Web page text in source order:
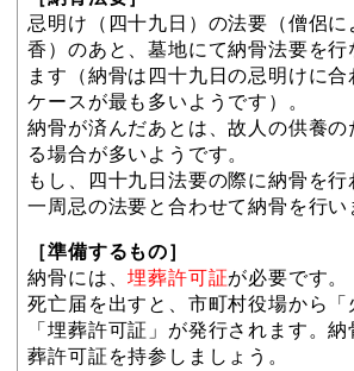
忌明け（四十九日）の法要（僧侶
香）のあと、墓地にて納骨法要を行
ます（納骨は四十九日の忌明けに
ケースが最も多いようです）。
納骨が済んだあとは、故人の供養
る場合が多いようです。
もし、四十九日法要の際に納骨を行
一周忌の法要と合わせて納骨を行い
［準備するもの］
納骨には、埋葬許可証が必要です。
死亡届を出すと、市町村役場から「
「埋葬許可証」が発行されます。
葬許可証を持参しましょう。